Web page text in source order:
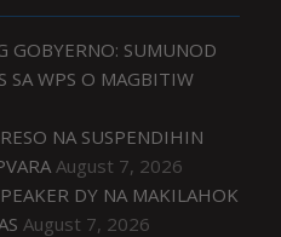
GOBYERNO: SUMUNOD
SA WPS O MAGBITIW
NA SUSPENDIHIN
August 7, 2026
DY NA MAKILAHOK
August 7, 2026